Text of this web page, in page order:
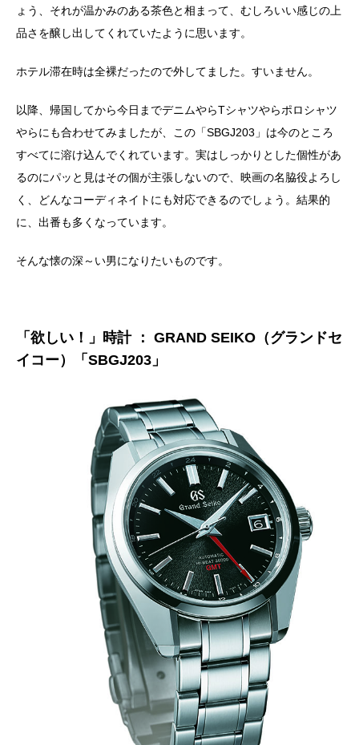
ょう、それが温かみのある茶色と相まって、むしろいい感じの上
品さを醸し出してくれていたように思います。
ホテル滞在時は全裸だったので外してました。すいません。
以降、帰国してから今日までデニムやらTシャツやらポロシャツ
やらにも合わせてみましたが、この「SBGJ203」は今のところ
すべてに溶け込んでくれています。実はしっかりとした個性があ
るのにパッと見はその個が主張しないので、映画の名脇役よろし
く、どんなコーディネイトにも対応できるのでしょう。結果的
に、出番も多くなっています。
そんな懐の深～い男になりたいものです。
「欲しい！」時計 ： GRAND SEIKO（グランドセ
イコー）「SBGJ203」